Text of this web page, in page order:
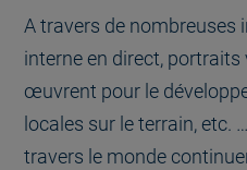
A travers de nombreuses
interne en direct, portraits
œuvrent pour le
locales sur le terrain, etc.
travers le monde